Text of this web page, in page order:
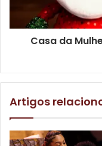
preparados para os
fornecer um pouco
doença, oferecemos
explicou a
Dellaroza.
Para a imprensa:
a psicóloga da SMI,
telefone (43) 3375-
Casa da
Artigos